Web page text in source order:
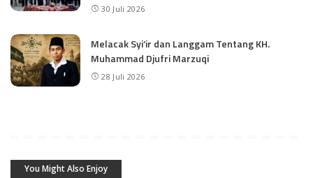
30 Juli 2026
Melacak Syi’ir dan Langgam Tentang KH.
Muhammad Djufri Marzuqi
28 Juli 2026
You Might Also Enjoy